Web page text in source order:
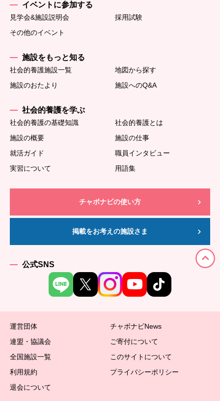
イベントに参加する
見学会&施設説明会
採用試験
その他のイベント
施設をもっと知る
社会的養護施設一覧
地図から探す
施設のおたより
施設へのQ&A
社会的養護を学ぶ
社会的養護の基礎知識
社会的養護とは
施設の概要
施設の仕事
就活ガイド
職員インタビュー
実習について
用語集
チャボナビの使い方
掲載をお考えの施設さま
公式SNS
運営団体
チャボナビNews
連盟・協議会
ご寄付について
全国施設一覧
このサイトについて
利用規約
プライバシーポリシー
退会について